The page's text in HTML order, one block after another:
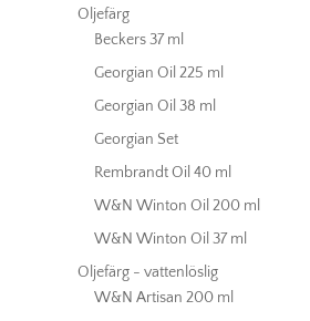
Oljefärg
Beckers 37 ml
Georgian Oil 225 ml
Georgian Oil 38 ml
Georgian Set
Rembrandt Oil 40 ml
W&N Winton Oil 200 ml
W&N Winton Oil 37 ml
Oljefärg - vattenlöslig
W&N Artisan 200 ml